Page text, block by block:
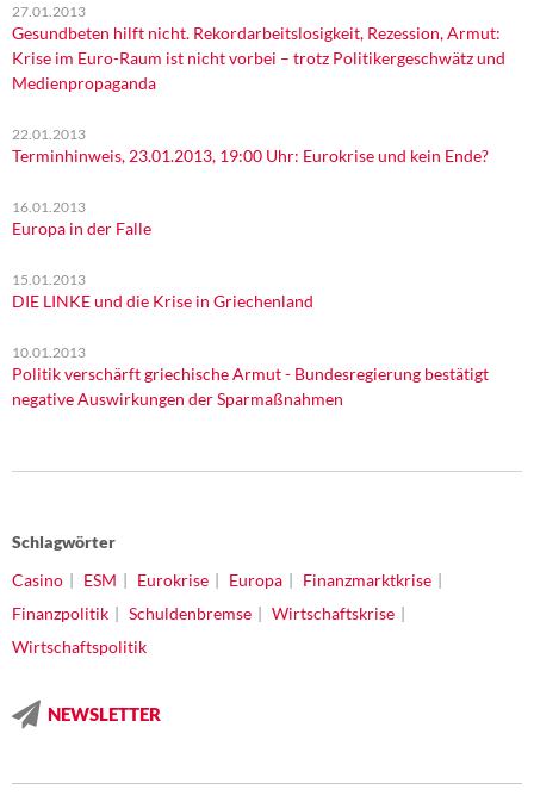
27.01.2013
Gesundbeten hilft nicht. Rekordarbeitslosigkeit, Rezession, Armut:
Krise im Euro-Raum ist nicht vorbei – trotz Politikergeschwätz und
Medienpropaganda
22.01.2013
Terminhinweis, 23.01.2013, 19:00 Uhr: Eurokrise und kein Ende?
16.01.2013
Europa in der Falle
15.01.2013
DIE LINKE und die Krise in Griechenland
10.01.2013
Politik verschärft griechische Armut - Bundesregierung bestätigt
negative Auswirkungen der Sparmaßnahmen
Schlagwörter
Casino
ESM Eurokrise Europa
Finanzmarktkrise
Finanzpolitik
Schuldenbremse
Wirtschaftskrise
Wirtschaftspolitik
NEWSLETTER